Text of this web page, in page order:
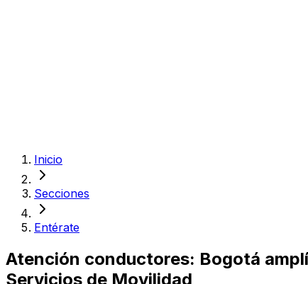
Inicio
Secciones
Entérate
Atención conductores: Bogotá
Servicios de Movilidad